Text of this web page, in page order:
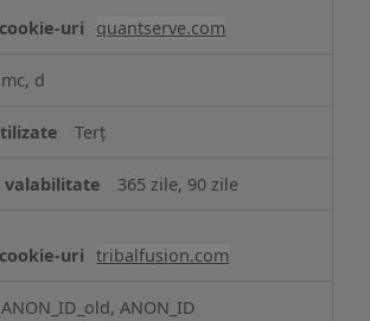
quantserve.com
mc, d
Terț
365 zile, 90 zile
tribalfusion.com
ANON_ID_old, ANON_ID